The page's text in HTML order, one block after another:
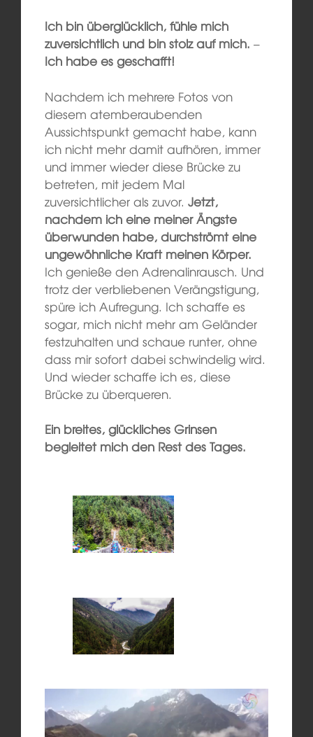
Ich bin überglücklich, fühle mich
zuversichtlich und bin stolz auf mich. –
Ich habe es geschafft!
Nachdem ich mehrere Fotos von
diesem atemberaubenden
Aussichtspunkt gemacht habe, kann
ich nicht mehr damit aufhören, immer
und immer wieder diese Brücke zu
betreten, mit jedem Mal
zuversichtlicher als zuvor. Jetzt,
nachdem ich eine meiner Ängste
überwunden habe, durchströmt eine
ungewöhnliche Kraft meinen Körper.
Ich genieße den Adrenalinrausch. Und
trotz der verbliebenen Verängstigung,
spüre ich Aufregung. Ich schaffe es
sogar, mich nicht mehr am Geländer
festzuhalten und schaue runter, ohne
dass mir sofort dabei schwindelig wird.
Und wieder schaffe ich es, diese
Brücke zu überqueren.
Ein breites, glückliches Grinsen
begleitet mich den Rest des Tages.